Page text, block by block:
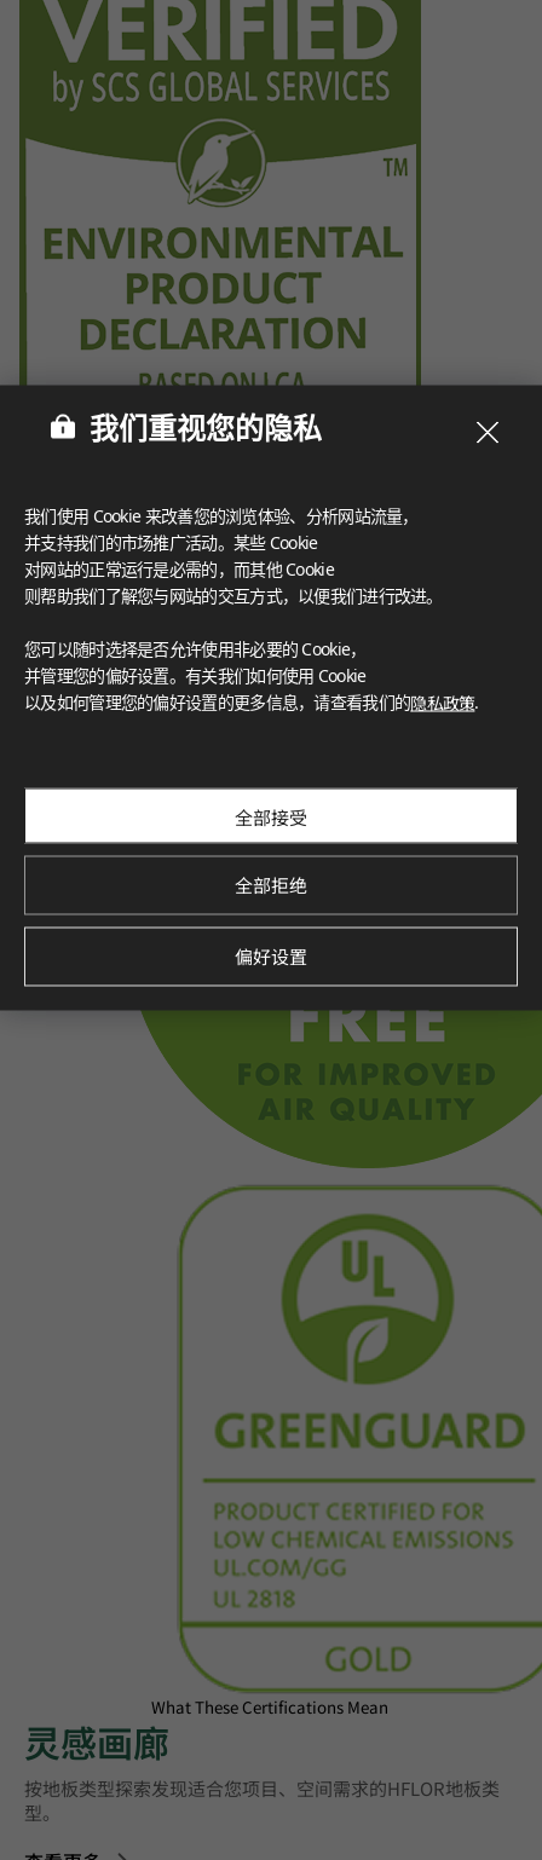
What These Certifications Mean
灵感画廊
按地板类型探索‌发现适合您项目、空间需求的HFLOR地板类
型。
我们重视您的隐私
我们使用 Cookie 来改善您的浏览体验、分析网站流量，
并支持我们的市场推广活动。某些 Cookie
对网站的正常运行是必需的，而其他 Cookie
则帮助我们了解您与网站的交互方式，以便我们进行改进。
您可以随时选择是否允许使用非必要的 Cookie，
并管理您的偏好设置。有关我们如何使用 Cookie
以及如何管理您的偏好设置的更多信息，请查看我们的隐私政策.
全部接受
全部拒绝
偏好设置